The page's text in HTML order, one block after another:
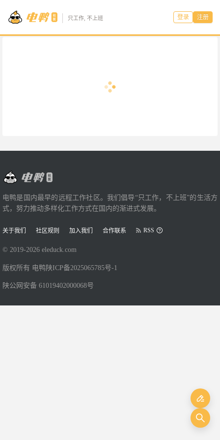
只工作, 不上班 登录 注册
电鸭是国内最早的远程工作社区。我们倡导“只工作，不上班”的生活方
式，努力推动多样化工作方式在国内的渐进式发展。
关于我们 社区规则 加入我们 合作联系 RSS
© 2019-2026 eleduck.com
版权所有 电鸭 陕ICP备2025065785号-1
陕公网安备 61019402000068号